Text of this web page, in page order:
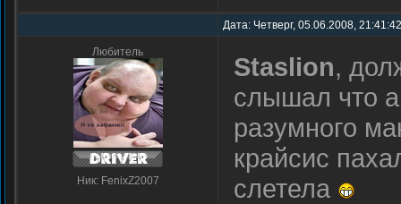
Дата: Четверг, 05.06.2008,
Любитель
Ник: FenixZ2007
Staslion,
слышал что
разумного
крайсис
слетела